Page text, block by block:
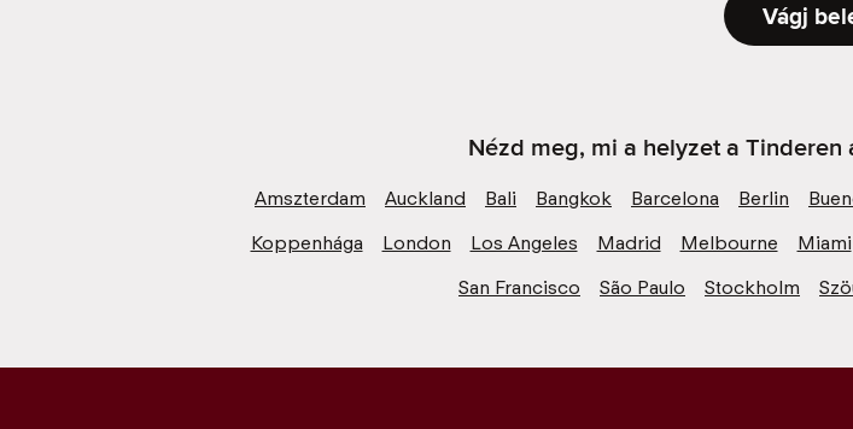
Vágj
Nézd meg, mi a helyzet a
Amszterdam Auckland Bali Bangkok Barcelona Berlin
Koppenhága
London Los Angeles Madrid Melbourne Miami
San Francisco
São Paulo Stockholm